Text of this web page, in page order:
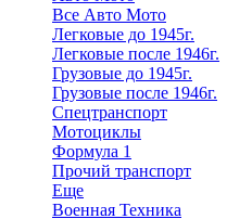
Все Авто Мото
Легковые до 1945г.
Легковые после 1946г.
Грузовые до 1945г.
Грузовые после 1946г.
Спецтранспорт
Мотоциклы
Формула 1
Прочий транспорт
Еще
Военная Техника